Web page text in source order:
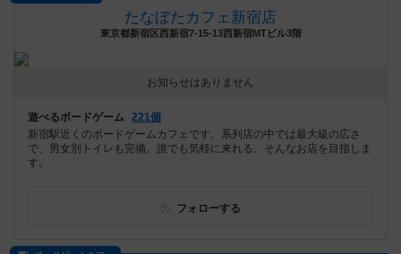
たなぼたカフェ新宿店
東京都新宿区西新宿7-15-13西新宿MTビル3階
お知らせはありません
遊べるボードゲーム 221個
新宿駅近くのボードゲームカフェです。系列店の中では最大級の広さ
で、男女別トイレも完備。誰でも気軽に来れる、そんなお店を目指しま
す。
フォローする